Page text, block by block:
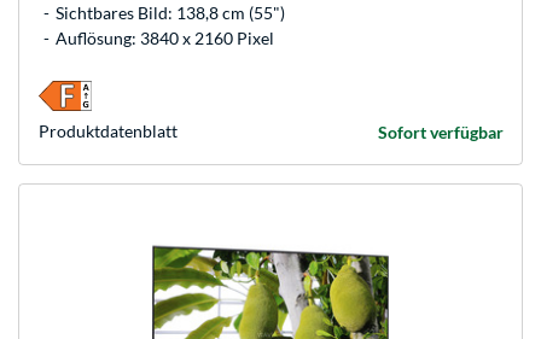
Sichtbares Bild: 138,8 cm (55")
Auflösung: 3840 x 2160 Pixel
Sofort verfügbar
Produkt­datenblatt